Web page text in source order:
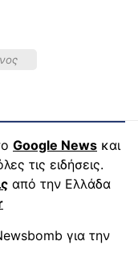
Google News και
τις ειδήσεις.
από την Ελλάδα
για την